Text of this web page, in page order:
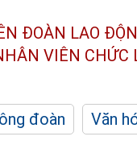
ĐOÀN LAO
VIÊN CHỨC
đoàn
Văn